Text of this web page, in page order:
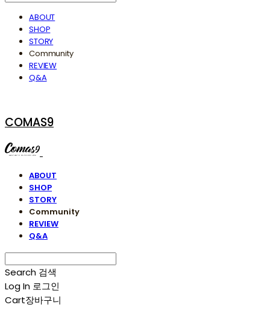
ABOUT
SHOP
STORY
Community
REVIEW
Q&A
COMAS9
ABOUT
SHOP
STORY
Community
REVIEW
Q&A
Search 검색
Log In 로그인
Cart장바구니